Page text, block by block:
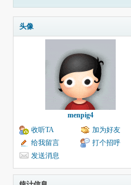
头像
menpig4
收听TA
加为好友
给我留言
打个招呼
发送消息